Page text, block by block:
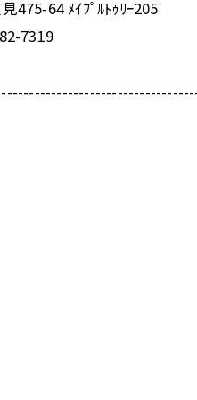
475-64 ﾒｲﾌﾟﾙﾄｩﾘｰ205
7319